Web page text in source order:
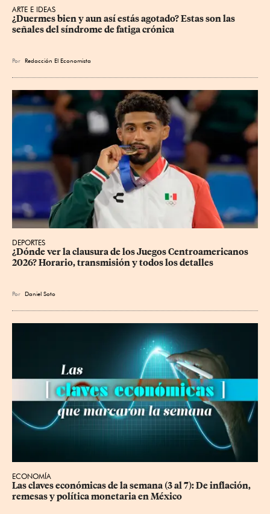
ARTE E IDEAS
¿Duermes bien y aun así estás agotado? Estas son las
señales del síndrome de fatiga crónica
Por Redacción El Economista
DEPORTES
¿Dónde ver la clausura de los Juegos Centroamericanos
2026? Horario, transmisión y todos los detalles
Por Daniel Soto
ECONOMÍA
Las claves económicas de la semana (3 al 7): De inflación,
remesas y política monetaria en México